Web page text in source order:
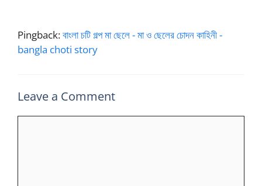
Pingback:বাংলা চটি গল্প মা ছেলে - মা ও ছেলের চোদন কাহিনী -
bangla choti story
Leave a Comment